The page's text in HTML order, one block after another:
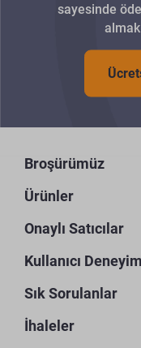
sayesinde
almak
Broşürümüz
Ürünler
Onaylı Satıcılar
Kullanıcı
Sık Sorulanlar
İhaleler